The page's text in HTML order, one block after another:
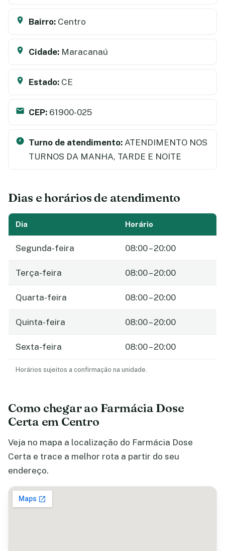
Bairro: Centro
Cidade: Maracanaú
Estado: CE
CEP: 61900-025
Turno de atendimento: ATENDIMENTO NOS
TURNOS DA MANHA, TARDE E NOITE
Dias e horários de atendimento
Dia Horário
Segunda-feira 08:00 – 20:00
Terça-feira 08:00 – 20:00
Quarta-feira 08:00 – 20:00
Quinta-feira 08:00 – 20:00
Sexta-feira 08:00 – 20:00
Horários sujeitos a confirmação na unidade.
Como chegar ao Farmácia Dose
Certa em Centro
Veja no mapa a localização do Farmácia Dose
Certa e trace a melhor rota a partir do seu
endereço.